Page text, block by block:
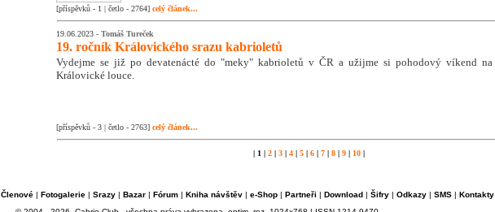
[příspěvků - 1 | četlo - 2764] celý článek...
19.06.2023 - Tomáš Tureček
19. ročník Královického srazu kabrioletů
Vydejme se již po devatenácté do "meky" kabrioletů v ČR a užijme si pohodový víkend na
Královické louce.
[příspěvků - 3 | četlo - 2763] celý článek...
| 1 | 2 | 3 | 4 | 5 | 6 | 7 | 8 | 9 | 10 |
Členové| Fotogalerie| Srazy| Bazar| Fórum| Kniha návštěv| e-Shop| Partneři | Download| Šifry| Odkazy| SMS| Kontakty